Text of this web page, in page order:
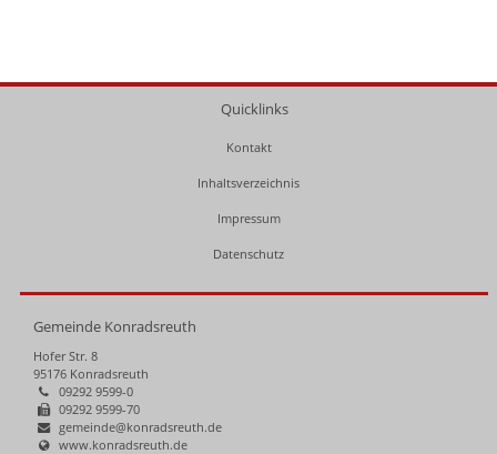
Quicklinks
Kontakt
Inhaltsverzeichnis
Impressum
Datenschutz
Gemeinde Konradsreuth
Hofer Str. 8
95176 Konradsreuth
09292 9599-0
09292 9599-70
gemeinde@konradsreuth.de
www.konradsreuth.de